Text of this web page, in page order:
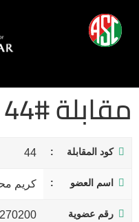
مقابلة #44
كود المقابلة 44
اسم العضو كريم
رقم عضوية